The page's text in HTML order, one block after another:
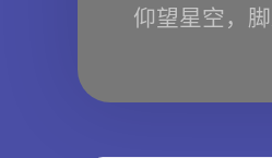
仰望星空，